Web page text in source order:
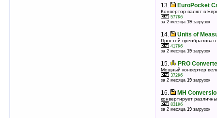
13. EuroPocket
Конвертор валют в
577Кб
за 2 месяца 19 загрузок
14. Units of
Простой
417Кб
за 2 месяца 19 загрузок
15. PRO
Мощный конвертер
372Кб
за 2 месяца 19 загрузок
16. MH
конвертирует
831Кб
за 2 месяца 19 загрузок